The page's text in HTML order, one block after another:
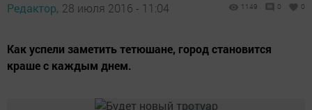
Редактор, 28 июля 2016 - 11:04 1149 0 0
Как успели заметить тетюшане, город становится
краше с каждым днем.